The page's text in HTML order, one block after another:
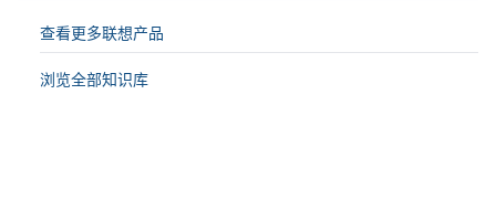
查看更多联想产品
浏览全部知识库